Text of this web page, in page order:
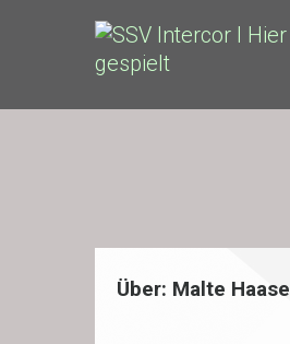
Über: Malte Haase